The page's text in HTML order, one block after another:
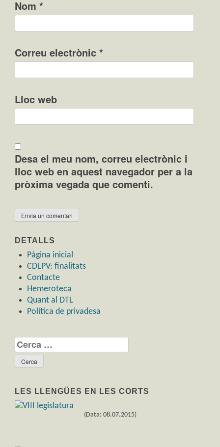
Nom *
Correu electrònic *
Lloc web
Desa el meu nom, correu electrònic i
lloc web en aquest navegador per a la
pròxima vegada que comenti.
DETALLS
Pàgina inicial
CDLPV: finalitats
Contacte
Hemeroteca
Quant al DTL
Política de privadesa
Cerca:
LES LLENGÜES EN LES CORTS
(Data: 08.07.2015)